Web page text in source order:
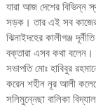
যারা আজ দেশের বিভিন্ন
সড়ক। তার এই সব কাজের
ঝিনাইদহের কালীগঞ্জ
বক্তারা এসব কথা বলেন।
সভাপতি মোঃ হাবিবুর
করেন শহীন নূর আলী
সলিমুন্নেছা বালিকা